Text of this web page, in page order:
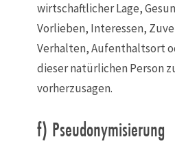
wirtschaftlicher Lage,
Vorlieben, Interessen,
Verhalten, Aufenthaltsort
dieser natürlichen Person
vorherzusagen.
f) Pseudonymisierung